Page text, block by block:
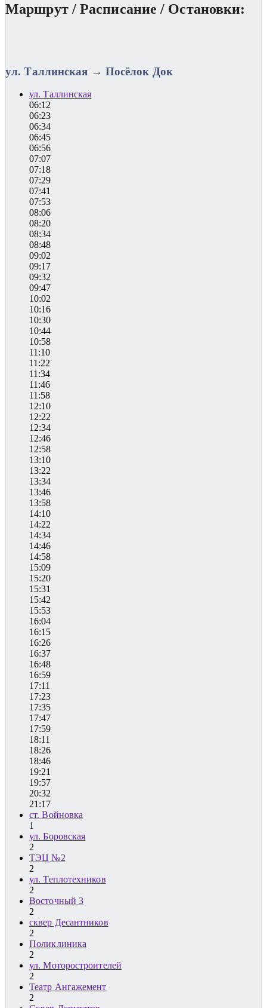
Маршрут / Расписание / Остановки:
ул. Таллинская → Посёлок Док
ул. Таллинская
06:12
06:23
06:34
06:45
06:56
07:07
07:18
07:29
07:41
07:53
08:06
08:20
08:34
08:48
09:02
09:17
09:32
09:47
10:02
10:16
10:30
10:44
10:58
11:10
11:22
11:34
11:46
11:58
12:10
12:22
12:34
12:46
12:58
13:10
13:22
13:34
13:46
13:58
14:10
14:22
14:34
14:46
14:58
15:09
15:20
15:31
15:42
15:53
16:04
16:15
16:26
16:37
16:48
16:59
17:11
17:23
17:35
17:47
17:59
18:11
18:26
18:46
19:21
19:57
20:32
21:17
ст. Войновка
1
ул. Боровская
2
ТЭЦ №2
2
ул. Теплотехников
2
Восточный 3
2
сквер Десантников
2
Поликлиника
2
ул. Моторостроителей
2
Театр Ангажемент
2